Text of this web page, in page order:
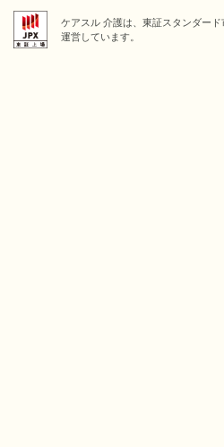
ケアスル 介護は、東証スタンダー
運営しています。